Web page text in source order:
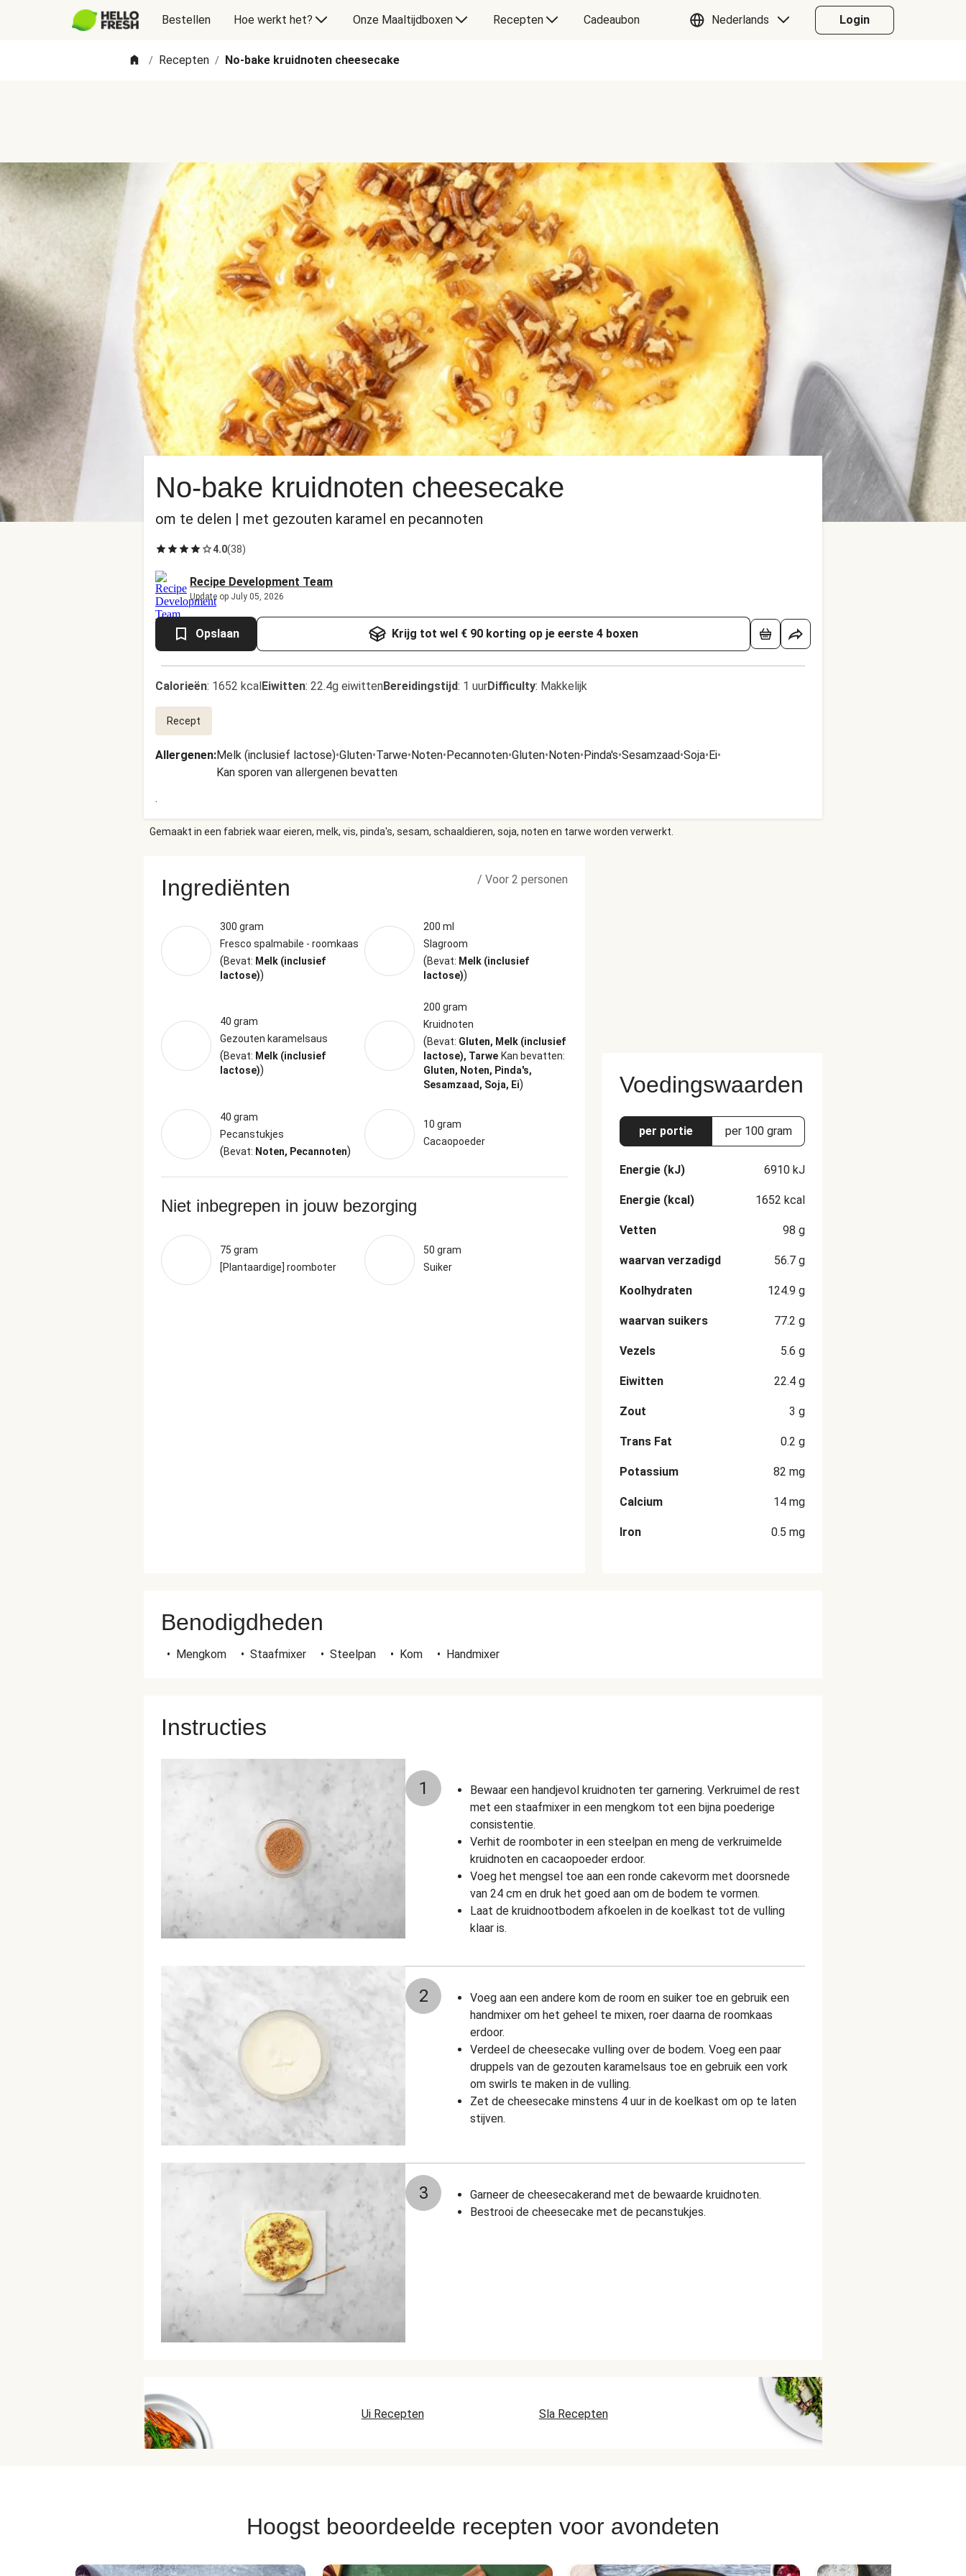
Bestellen Hoe werkt het? Onze Maaltijdboxen Recepten Cadeaubon Nederlands Login
/ Recepten / No-bake kruidnoten cheesecake
No-bake kruidnoten cheesecake
om te delen | met gezouten karamel en pecannoten
4.0(38)
Recipe Development Team
Update op July 05, 2026
Opslaan Krijg tot wel € 90 korting op je eerste 4 boxen
Calorieën: 1652 kcalEiwitten: 22.4g eiwittenBereidingstijd: 1 uurDifficulty: Makkelijk
Recept
Allergenen:Melk (inclusief lactose)•Gluten•Tarwe•Noten•Pecannoten•Gluten•Noten•Pinda's•Sesamzaad•Soja•Ei•
Kan sporen van allergenen bevatten
.
Gemaakt in een fabriek waar eieren, melk, vis, pinda's, sesam, schaaldieren, soja, noten en tarwe worden verwerkt.
Ingrediënten / Voor 2 personen
300 gram
Fresco spalmabile - roomkaas
(Bevat: Melk (inclusief
lactose))
200 ml
Slagroom
(Bevat: Melk (inclusief
lactose))
40 gram
Gezouten karamelsaus
(Bevat: Melk (inclusief
lactose))
200 gram
Kruidnoten
(Bevat: Gluten, Melk (inclusief
lactose), Tarwe Kan bevatten:
Gluten, Noten, Pinda's,
Sesamzaad, Soja, Ei)
40 gram
Pecanstukjes
(Bevat: Noten, Pecannoten)
10 gram
Cacaopoeder
Niet inbegrepen in jouw bezorging
75 gram
[Plantaardige] roomboter
50 gram
Suiker
Voedingswaarden
per portie per 100 gram
Energie (kJ) 6910 kJ
Energie (kcal) 1652 kcal
Vetten 98 g
waarvan verzadigd 56.7 g
Koolhydraten 124.9 g
waarvan suikers 77.2 g
Vezels 5.6 g
Eiwitten 22.4 g
Zout 3 g
Trans Fat 0.2 g
Potassium 82 mg
Calcium 14 mg
Iron 0.5 mg
Benodigdheden
• Mengkom • Staafmixer • Steelpan • Kom • Handmixer
Instructies
1
Bewaar een handjevol kruidnoten ter garnering. Verkruimel de rest
met een staafmixer in een mengkom tot een bijna poederige
consistentie.
Verhit de roomboter in een steelpan en meng de verkruimelde
kruidnoten en cacaopoeder erdoor.
Voeg het mengsel toe aan een ronde cakevorm met doorsnede
van 24 cm en druk het goed aan om de bodem te vormen.
Laat de kruidnootbodem afkoelen in de koelkast tot de vulling
klaar is.
2
Voeg aan een andere kom de room en suiker toe en gebruik een
handmixer om het geheel te mixen, roer daarna de roomkaas
erdoor.
Verdeel de cheesecake vulling over de bodem. Voeg een paar
druppels van de gezouten karamelsaus toe en gebruik een vork
om swirls te maken in de vulling.
Zet de cheesecake minstens 4 uur in de koelkast om op te laten
stijven.
3
Garneer de cheesecakerand met de bewaarde kruidnoten.
Bestrooi de cheesecake met de pecanstukjes.
Ui Recepten Sla Recepten
Hoogst beoordeelde recepten voor avondeten